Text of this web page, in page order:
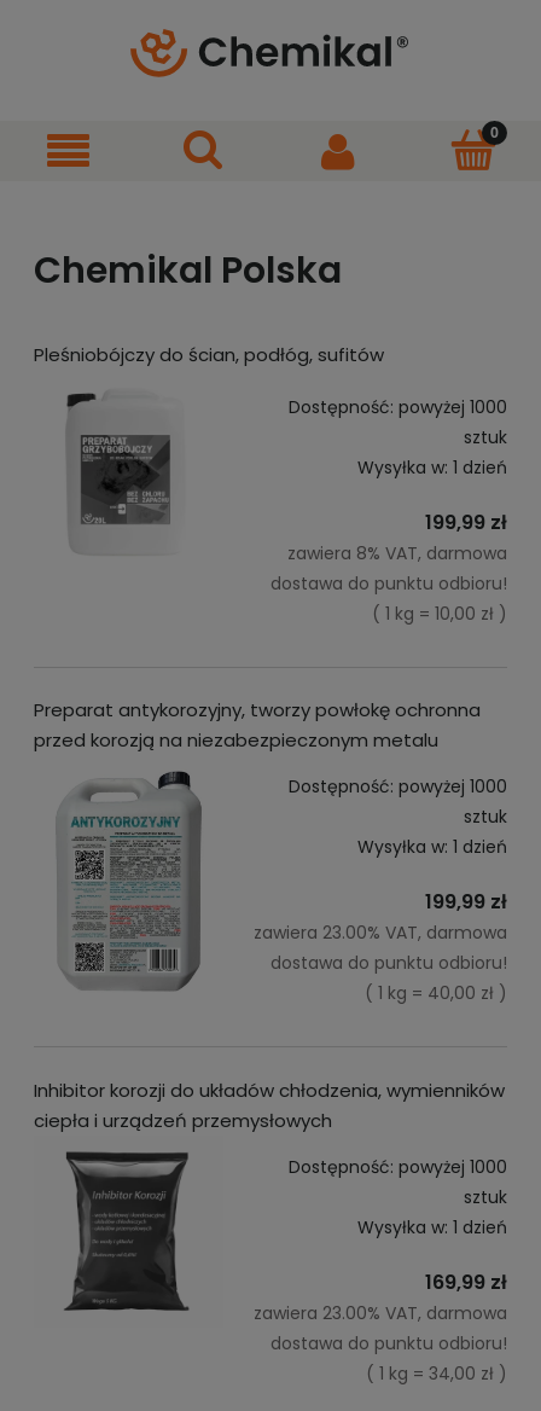
Chemikal Polska
Pleśniobójczy do ścian, podłóg, sufitów
Dostępność: powyżej 1000
sztuk
Wysyłka w: 1 dzień
199,99 zł
zawiera 8% VAT, darmowa
dostawa do punktu odbioru!
( 1 kg = 10,00 zł )
Preparat antykorozyjny, tworzy powłokę ochronna
przed korozją na niezabezpieczonym metalu
Dostępność: powyżej 1000
sztuk
Wysyłka w: 1 dzień
199,99 zł
zawiera 23.00% VAT, darmowa
dostawa do punktu odbioru!
( 1 kg = 40,00 zł )
Inhibitor korozji do układów chłodzenia, wymienników
ciepła i urządzeń przemysłowych
Dostępność: powyżej 1000
sztuk
Wysyłka w: 1 dzień
169,99 zł
zawiera 23.00% VAT, darmowa
dostawa do punktu odbioru!
( 1 kg = 34,00 zł )